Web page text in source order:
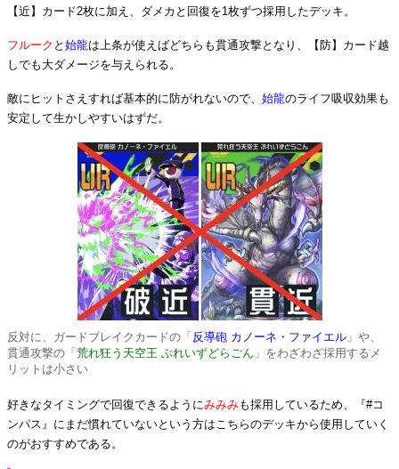
【近】カード2枚に加え、ダメカと回復を1枚ずつ採用したデッキ。
フルーク と 始龍は上条が使えばどちらも貫通攻撃となり、【防】カード越
しでも大ダメージを与えられる。
敵にヒットさえすれば基本的に防がれないので、 始龍のライフ吸収効果も
安定して生かしやすいはずだ。
反対に、ガードブレイクカードの「 反導砲 カノーネ・ファイエル 」や、
貫通攻撃の「 荒れ狂う天空王 ぶれいずどらごん 」をわざわざ採用するメ
リットは小さい
好きなタイミングで回復できるようにみみみも採用しているため、『#コ
ンパス』にまだ慣れていないという方はこちらのデッキから使用していく
のがおすすめである。